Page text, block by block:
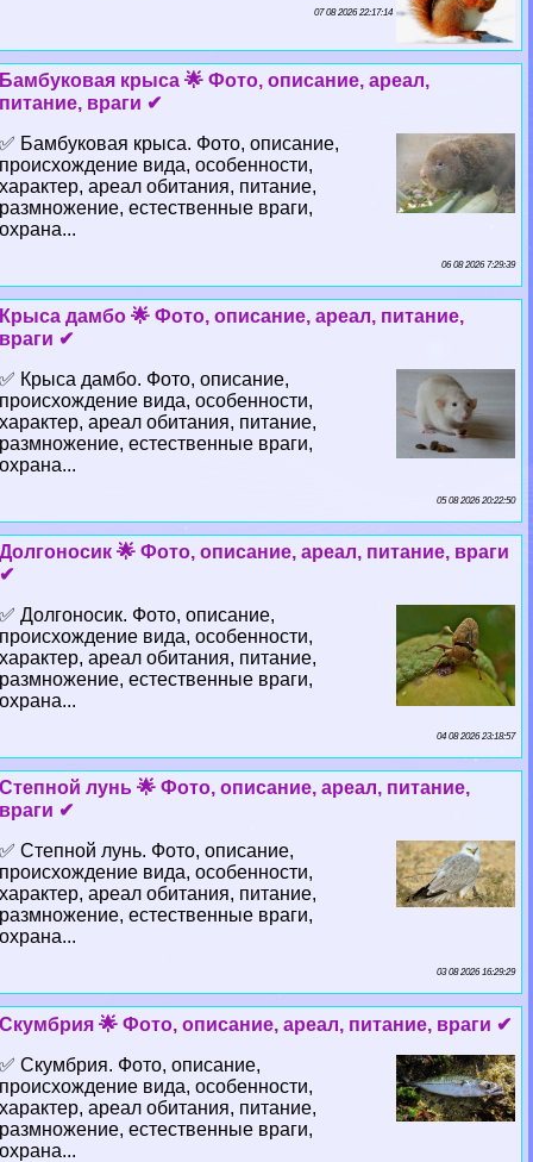
07 08 2026 22:17:14
Бамбуковая крыса 🌟 Фото, описание, ареал,
питание, враги ✔
✅ Бамбуковая крыса. Фото, описание,
происхождение вида, особенности,
хаpaктер, ареал обитания, питание,
размножение, естественные враги,
охрана...
06 08 2026 7:29:39
Крыса дамбо 🌟 Фото, описание, ареал, питание,
враги ✔
✅ Крыса дамбо. Фото, описание,
происхождение вида, особенности,
хаpaктер, ареал обитания, питание,
размножение, естественные враги,
охрана...
05 08 2026 20:22:50
Долгоносик 🌟 Фото, описание, ареал, питание, враги
✔
✅ Долгоносик. Фото, описание,
происхождение вида, особенности,
хаpaктер, ареал обитания, питание,
размножение, естественные враги,
охрана...
04 08 2026 23:18:57
Степной лунь 🌟 Фото, описание, ареал, питание,
враги ✔
✅ Степной лунь. Фото, описание,
происхождение вида, особенности,
хаpaктер, ареал обитания, питание,
размножение, естественные враги,
охрана...
03 08 2026 16:29:29
Скумбрия 🌟 Фото, описание, ареал, питание, враги ✔
✅ Скумбрия. Фото, описание,
происхождение вида, особенности,
хаpaктер, ареал обитания, питание,
размножение, естественные враги,
охрана...